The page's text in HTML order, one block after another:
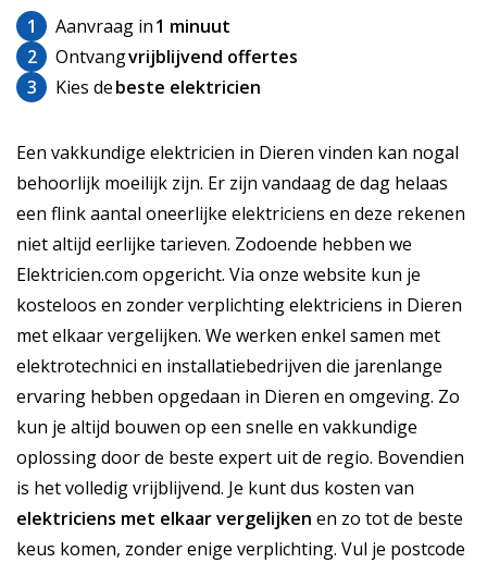
1 Aanvraag in1 minuut
2
Ontvangvrijblijvend offertes
3
Kies debeste elektricien
Een vakkundige elektricien in Dieren vinden kan nogal
behoorlijk moeilijk zijn. Er zijn vandaag de dag helaas
een flink aantal oneerlijke elektriciens en deze rekenen
niet altijd eerlijke tarieven. Zodoende hebben we
Elektricien.com opgericht. Via onze website kun je
kosteloos en zonder verplichting elektriciens in Dieren
met elkaar vergelijken. We werken enkel samen met
elektrotechnici en installatiebedrijven die jarenlange
ervaring hebben opgedaan in Dieren en omgeving. Zo
kun je altijd bouwen op een snelle en vakkundige
oplossing door de beste expert uit de regio. Bovendien
is het volledig vrijblijvend. Je kunt dus kosten van
elektriciens met elkaar vergelijken en zo tot de beste
keus komen, zonder enige verplichting. Vul je postcode